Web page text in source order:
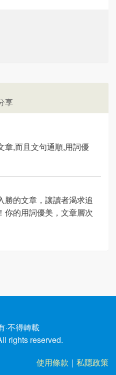
享
章,而且文句通順,用詞優
勝的文章，讓讀者渴求追
你的用詞優美，文章層次
·不得轉載
rights reserved.
使用條款 ｜ 私隱政策